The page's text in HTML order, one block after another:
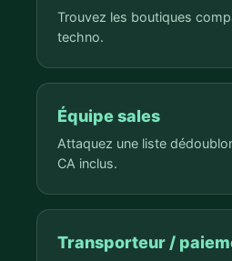
Trouvez les boutiques
techno.
Équipe sales
Attaquez une liste
CA inclus.
Transporteur /